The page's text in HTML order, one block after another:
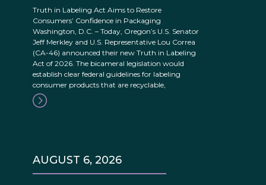
Truth in Labeling Act Aims to Restore
Consumers’ Confidence in Packaging
Washington, D.C. – Today, Oregon’s U.S. Senator
Jeff Merkley and U.S. Representative Lou Correa
(CA-46) announced their new Truth in Labeling
Act of 2026. The bicameral legislation would
establish clear federal guidelines for labeling
consumer products that are recyclable,
AUGUST 6, 2026